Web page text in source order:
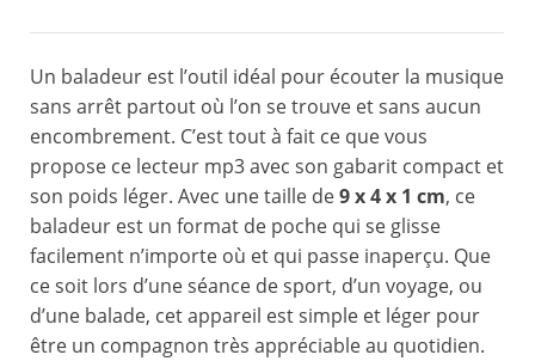
Un baladeur est l’outil idéal pour écouter la musique
sans arrêt partout où l’on se trouve et sans aucun
encombrement. C’est tout à fait ce que vous
propose ce lecteur mp3 avec son gabarit compact et
son poids léger. Avec une taille de9 x 4 x 1 cm, ce
baladeur est un format de poche qui se glisse
facilement n’importe où et qui passe inaperçu. Que
ce soit lors d’une séance de sport, d’un voyage, ou
d’une balade, cet appareil est simple et léger pour
être un compagnon très appréciable au quotidien.